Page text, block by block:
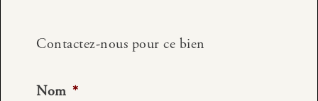
Contactez-nous pour ce bien
Nom *